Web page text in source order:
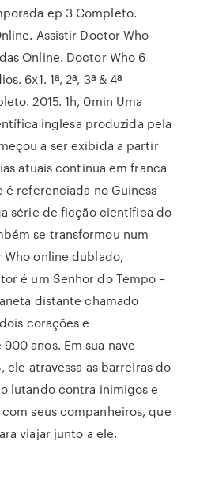
ep 3 Completo.
Assistir Doctor Who
Online. Doctor Who 6
6x1. 1ª, 2ª, 3ª & 4ª
2015. 1h, 0min Uma
inglesa produzida pela
a ser exibida a partir
atuais continua em franca
é referenciada no Guiness
série de ficção científica do
se transformou num
online dublado,
é um Senhor do Tempo –
distante chamado
corações e
anos. Em sua nave
ele atravessa as barreiras do
lutando contra inimigos e
seus companheiros, que
viajar junto a ele.